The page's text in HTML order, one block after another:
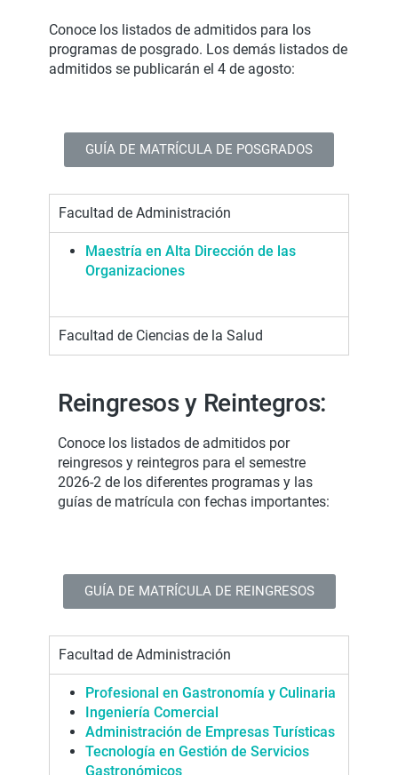
Conoce los listados de admitidos para los
programas de posgrado. Los demás listados de
admitidos se publicarán el 4 de agosto:
GUÍA DE MATRÍCULA DE POSGRADOS
Facultad de Administración
Maestría en Alta Dirección de las
Organizaciones
Facultad de Ciencias de la Salud
Reingresos y Reintegros:
Conoce los listados de admitidos por
reingresos y reintegros para el semestre
2026-2 de los diferentes programas y las
guías de matrícula con fechas importantes:
GUÍA DE MATRÍCULA DE REINGRESOS
Facultad de Administración
Profesional en Gastronomía y Culinaria
Ingeniería Comercial
Administración de Empresas Turísticas
Tecnología en Gestión de Servicios
Gastronómicos